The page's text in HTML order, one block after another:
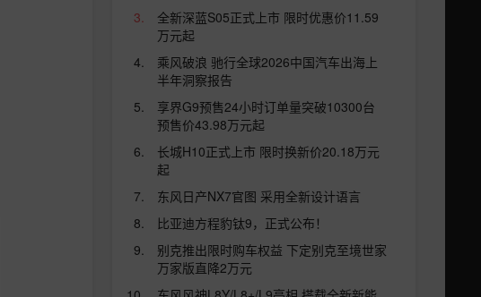
全新深蓝S05正式上市 限时优惠价11.59
万元起
乘风破浪 驰行全球2026中国汽车出海上
半年洞察报告
享界G9预售24小时订单量突破10300台
预售价43.98万元起
长城H10正式上市 限时换新价20.18万元
起
东风日产NX7官图 采用全新设计语言
比亚迪方程豹钛9，正式公布！
别克推出限时购车权益 下定别克至境世家
万家版直降2万元